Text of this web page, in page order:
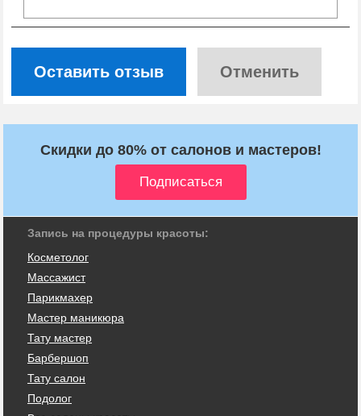
Оставить отзыв Отменить
Скидки до 80% от салонов и мастеров!
Запись на процедуры красоты:
Косметолог
Массажист
Парикмахер
Мастер маникюра
Тату мастер
Барбершоп
Тату салон
Подолог